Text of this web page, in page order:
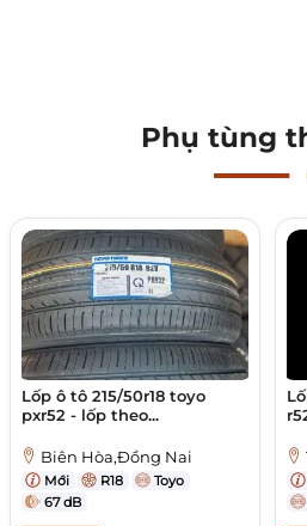
Phụ tùng
Lốp ô tô 215/50r18 toyo
pxr52 - lốp theo...
Biên Hòa,Đồng Nai
Mới R18
Toyo
67 dB